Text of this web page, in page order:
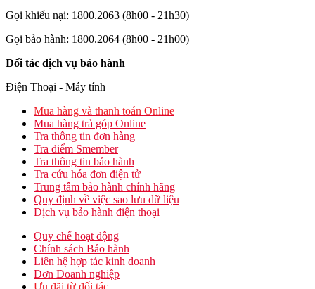
Gọi khiếu nại: 1800.2063 (8h00 - 21h30)
Gọi bảo hành: 1800.2064 (8h00 - 21h00)
Đối tác dịch vụ bảo hành
Điện Thoại - Máy tính
Mua hàng và thanh toán Online
Mua hàng trả góp Online
Tra thông tin đơn hàng
Tra điểm Smember
Tra thông tin bảo hành
Tra cứu hóa đơn điện tử
Trung tâm bảo hành chính hãng
Quy định về việc sao lưu dữ liệu
Dịch vụ bảo hành điện thoại
Quy chế hoạt động
Chính sách Bảo hành
Liên hệ hợp tác kinh doanh
Đơn Doanh nghiệp